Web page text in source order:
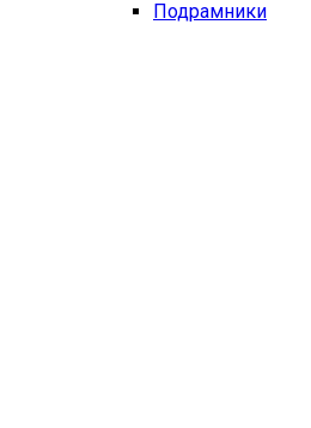
Подрамники